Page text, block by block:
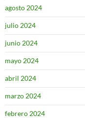
agosto 2024
julio 2024
junio 2024
mayo 2024
abril 2024
marzo 2024
febrero 2024